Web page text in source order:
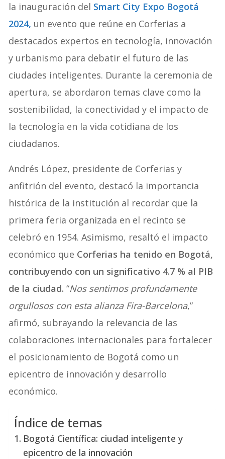
la inauguración del Smart City Expo Bogotá
2024, un evento que reúne en Corferias a
destacados expertos en tecnología, innovación
y urbanismo para debatir el futuro de las
ciudades inteligentes. Durante la ceremonia de
apertura, se abordaron temas clave como la
sostenibilidad, la conectividad y el impacto de
la tecnología en la vida cotidiana de los
ciudadanos.
Andrés López, presidente de Corferias y
anfitrión del evento, destacó la importancia
histórica de la institución al recordar que la
primera feria organizada en el recinto se
celebró en 1954. Asimismo, resaltó el impacto
económico que Corferias ha tenido en Bogotá,
contribuyendo con un significativo 4.7 % al PIB
de la ciudad. “Nos sentimos profundamente
orgullosos con esta alianza Fira-Barcelona,”
afirmó, subrayando la relevancia de las
colaboraciones internacionales para fortalecer
el posicionamiento de Bogotá como un
epicentro de innovación y desarrollo
económico.
Índice de temas
Bogotá Científica: ciudad inteligente y
epicentro de la innovación